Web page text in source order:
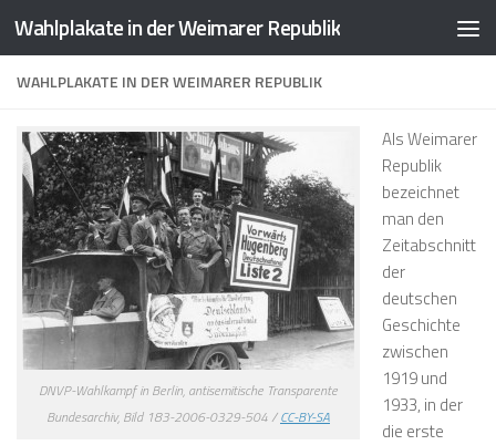
Zum Inhalt springen
Wahlplakate in der Weimarer Republik
WAHLPLAKATE IN DER WEIMARER REPUBLIK
DNVP-Wahlkampf in Berlin, antisemitische Transparente
Bundesarchiv, Bild 183-2006-0329-504 /CC-BY-SA
AlsWeimarer
Republik
bezeichnet
man den
Zeitabschnitt
der
deutschen
Geschichte
zwischen
1919 und
1933, in der
die erste